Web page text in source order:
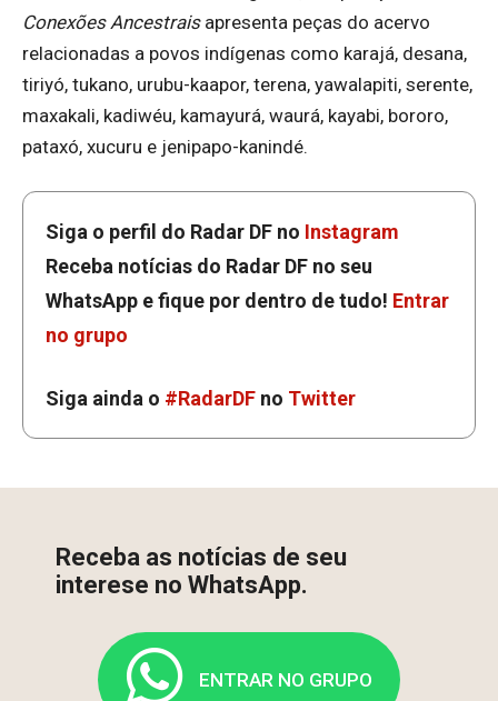
Conexões Ancestraisapresenta peças do acervo
relacionadas a povos indígenas como karajá, desana,
tiriyó, tukano, urubu-kaapor, terena, yawalapiti, serente,
maxakali, kadiwéu, kamayurá, waurá, kayabi, bororo,
pataxó, xucuru e jenipapo-kanindé.
Siga o perfil do Radar DF no Instagram
Receba notícias do Radar DF no seu
WhatsApp e fique por dentro de tudo! Entrar
no grupo
Siga ainda o #RadarDF no Twitter
Receba as notícias de seu
interese no WhatsApp.
ENTRAR NO GRUPO